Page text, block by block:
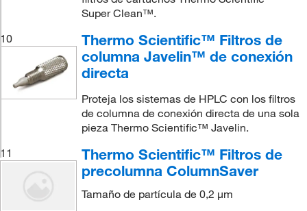
Super Clean™.
10
Thermo Scientific™ Filtros de
columna Javelin™ de conexión
directa
Proteja los sistemas de HPLC con los filtros
de columna de conexión directa de una sola
pieza Thermo Scientific™ Javelin.
11
Thermo Scientific™ Filtros de
precolumna ColumnSaver
Tamaño de partícula de 0,2 μm